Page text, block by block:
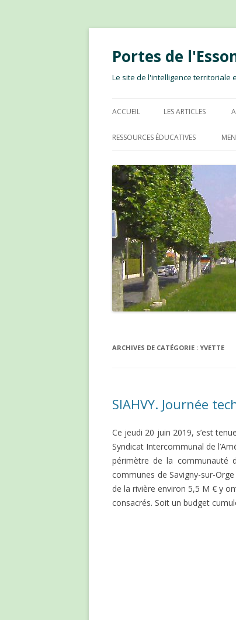
Portes de
Le site de l'intelligence territoriale
ACCUEIL LES ARTICLES
RESSOURCES ÉDUCATIVES
ARCHIVES DE CATÉGORIE : YVETTE
SIAHVY. Journée
Ce jeudi 20 juin 2019, s’est
Syndicat Intercommunal de
périmètre de la communauté
communes de Savigny-sur-
de la rivière environ 5,5 M € y
consacrés. Soit un budget